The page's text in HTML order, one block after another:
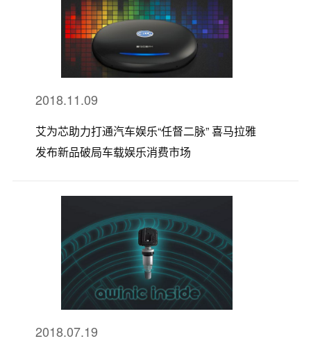
2018.11.09
艾为芯助力打通汽车娱乐“任督二脉” 喜马拉雅
发布新品破局车载娱乐消费市场
2018.07.19